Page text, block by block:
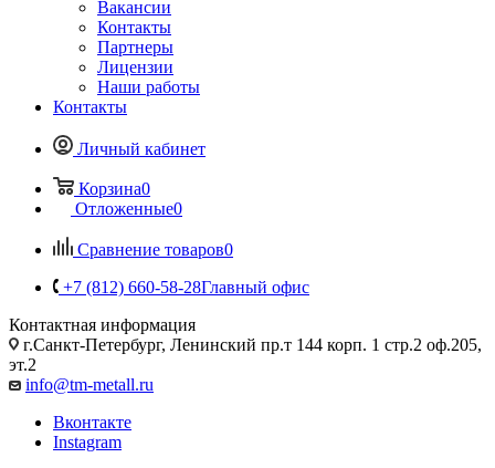
Вакансии
Контакты
Партнеры
Лицензии
Наши работы
Контакты
Личный кабинет
Корзина0
Отложенные0
Сравнение товаров0
+7 (812) 660-58-28Главный офис
Контактная информация
г.Санкт-Петербург, Ленинский пр.т 144 корп. 1 стр.2 оф.205,
эт.2
info@tm-metall.ru
Вконтакте
Instagram